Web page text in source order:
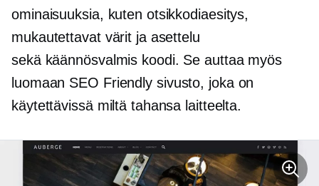
ominaisuuksia, kuten otsikkodiaesitys,
mukautettavat värit ja asettelu
sekä käännösvalmis koodi. Se auttaa myös
luomaan SEO Friendly sivusto, joka on
käytettävissä miltä tahansa laitteelta.